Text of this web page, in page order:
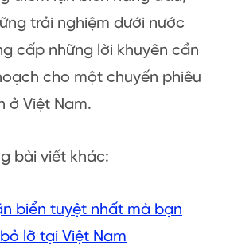
trải nghiệm dưới nước
cấp những lời khuyên cần
cho một chuyến phiêu
ở Việt Nam.
bài viết khác:
biển tuyệt nhất mà bạn
lỡ tại Việt Nam